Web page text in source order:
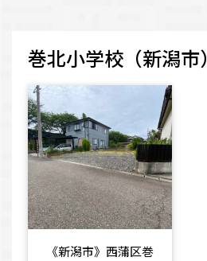
巻北小学校（新潟市）
《新潟市》西蒲区巻